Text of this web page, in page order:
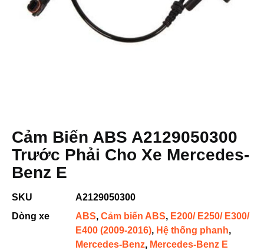
Cảm Biến ABS A2129050300
Trước Phải Cho Xe Mercedes-
Benz E
SKU
A2129050300
Dòng xe
ABS, Cảm biến ABS, E200/ E250/ E300/
E400 (2009-2016), Hệ thống phanh,
Mercedes-Benz, Mercedes-Benz E